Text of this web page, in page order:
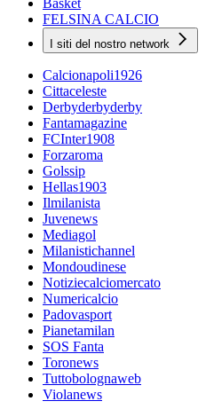
Basket
FELSINA CALCIO
I siti del nostro network
Calcionapoli1926
Cittaceleste
Derbyderbyderby
Fantamagazine
FCInter1908
Forzaroma
Golssip
Hellas1903
Ilmilanista
Juvenews
Mediagol
Milanistichannel
Mondoudinese
Notiziecalciomercato
Numericalcio
Padovasport
Pianetamilan
SOS Fanta
Toronews
Tuttobolognaweb
Violanews